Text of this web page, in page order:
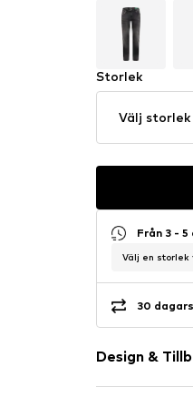
Storlek
Välj storlek
Från 3 -
Välj en storlek
30
Design &